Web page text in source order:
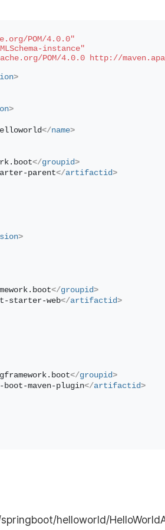
POM/4.0.0"
instance"
POM/4.0.0 http://
>
>
</name>
</groupid>
parent</artifactid>
>
</groupid>
starter-web</artifactid>
</groupid>
maven-plugin</artifactid>
helloworld/